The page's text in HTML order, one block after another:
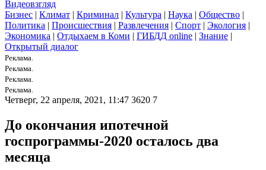
Видеовзгляд
Бизнес | Климат | Криминал | Культура | Наука | Общество |
Политика | Происшествия | Развлечения | Спорт | Экология |
Экономика | Отдыхаем в Коми | ГИБДД online | Знание |
Открытый диалог
Реклама.
Реклама.
Реклама.
Реклама.
Четверг, 22 апреля, 2021, 11:47 3620 7
До окончания ипотечной
госпрограммы-2020 осталось два
месяца